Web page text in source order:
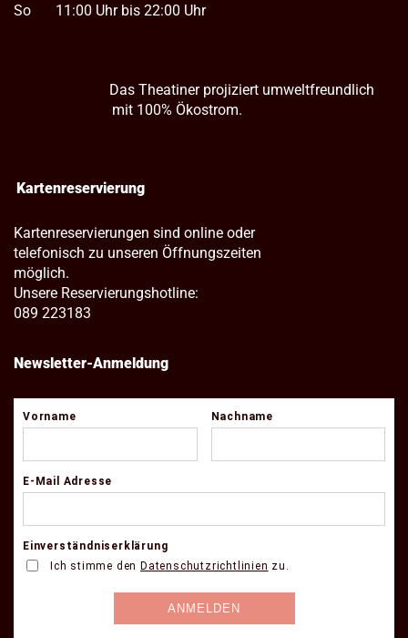
So
11:00 Uhr bis 22:00 Uhr
Das Theatiner projiziert umweltfreundlich
mit 100% Ökostrom.
Kartenreservierung
Kartenreservierungen sind online oder
telefonisch zu unseren Öffnungszeiten
möglich.
Unsere Reservierungshotline:
089 223183
Newsletter-Anmeldung